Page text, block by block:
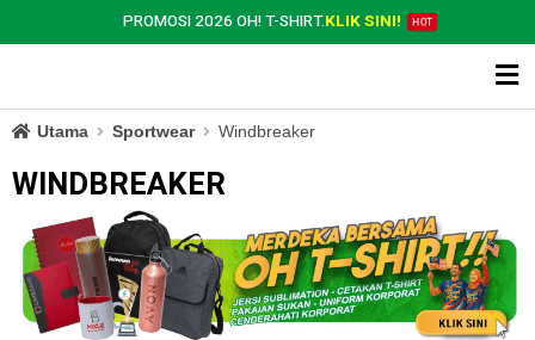
PROMOSI 2026 OH! T-SHIRT.KLIK SINI! HOT
Utama Sportwear Windbreaker
WINDBREAKER